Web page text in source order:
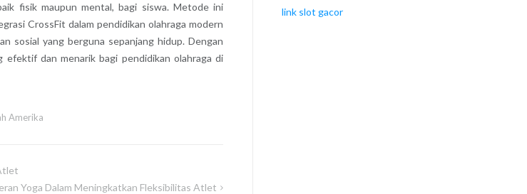
fisik maupun mental, bagi siswa. Metode ini
CrossFit dalam pendidikan olahraga modern
sosial yang berguna sepanjang hidup. Dengan
dan menarik bagi pendidikan olahraga di
Amerika
Yoga Dalam Meningkatkan Fleksibilitas Atlet
link slot gacor